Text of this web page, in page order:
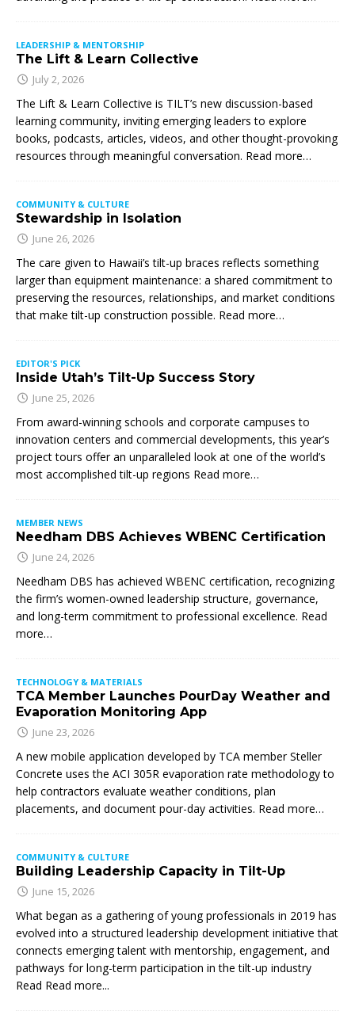
LEADERSHIP & MENTORSHIP
The Lift & Learn Collective
July 2, 2026
The Lift & Learn Collective is TILT’s new discussion-based
learning community, inviting emerging leaders to explore
books, podcasts, articles, videos, and other thought-provoking
resources through meaningful conversation. Read more…
COMMUNITY & CULTURE
Stewardship in Isolation
June 26, 2026
The care given to Hawaii’s tilt-up braces reflects something
larger than equipment maintenance: a shared commitment to
preserving the resources, relationships, and market conditions
that make tilt-up construction possible. Read more…
EDITOR'S PICK
Inside Utah’s Tilt-Up Success Story
June 25, 2026
From award-winning schools and corporate campuses to
innovation centers and commercial developments, this year’s
project tours offer an unparalleled look at one of the world’s
most accomplished tilt-up regions Read more…
MEMBER NEWS
Needham DBS Achieves WBENC Certification
June 24, 2026
Needham DBS has achieved WBENC certification, recognizing
the firm’s women-owned leadership structure, governance,
and long-term commitment to professional excellence. Read
more…
TECHNOLOGY & MATERIALS
TCA Member Launches PourDay Weather and
Evaporation Monitoring App
June 23, 2026
A new mobile application developed by TCA member Steller
Concrete uses the ACI 305R evaporation rate methodology to
help contractors evaluate weather conditions, plan
placements, and document pour-day activities. Read more…
COMMUNITY & CULTURE
Building Leadership Capacity in Tilt-Up
June 15, 2026
What began as a gathering of young professionals in 2019 has
evolved into a structured leadership development initiative that
connects emerging talent with mentorship, engagement, and
pathways for long-term participation in the tilt-up industry
Read Read more...